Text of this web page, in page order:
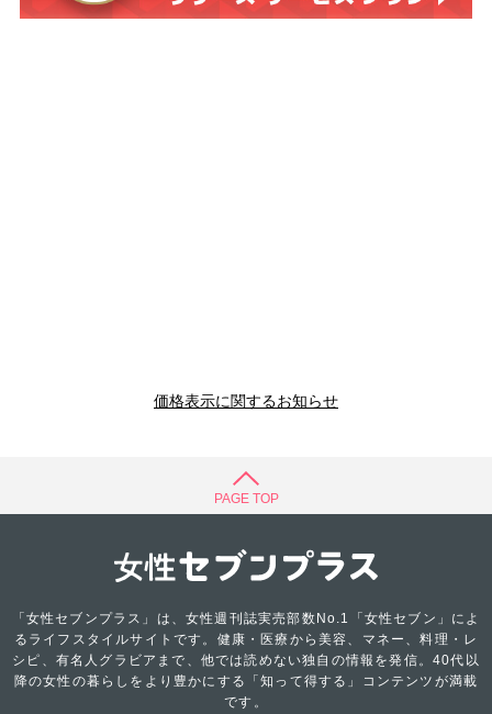
価格表示に関するお知らせ
PAGE TOP
「女性セブンプラス」は、女性週刊誌実売部数No.1「女性セブン」によ
るライフスタイルサイトです。健康・医療から美容、マネー、料理・レ
シピ、有名人グラビアまで、他では読めない独自の情報を発信。40代以
降の女性の暮らしをより豊かにする「知って得する」コンテンツが満載
です。